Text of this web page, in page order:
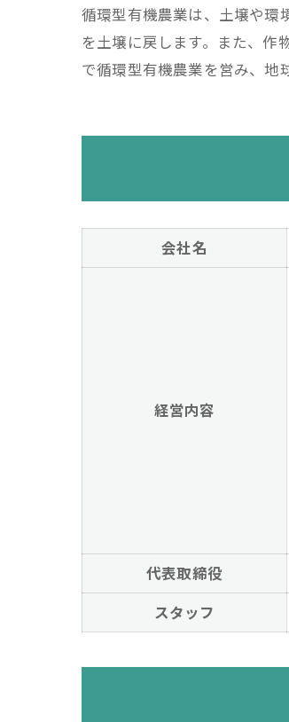
循環型有機農業は、土壌や環
を土壌に戻します。また、作
で循環型有機農業を営み、地
会社名
経営内容
代表取締役
スタッフ